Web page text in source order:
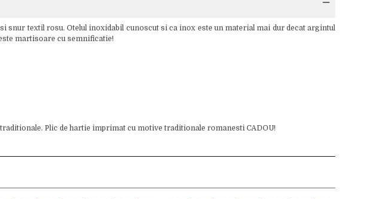
textil rosu. Otelul inoxidabil cunoscut si ca inox este un material mai dur decat argintul
martisoare cu semnificatie!
Plic de hartie imprimat cu motive traditionale romanesti CADOU!